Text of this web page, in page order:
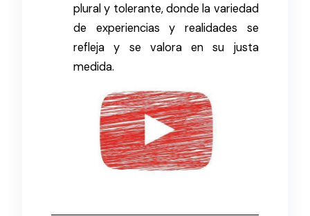
plural y tolerante, donde la variedad
de experiencias y realidades se
refleja y se valora en su justa
medida.